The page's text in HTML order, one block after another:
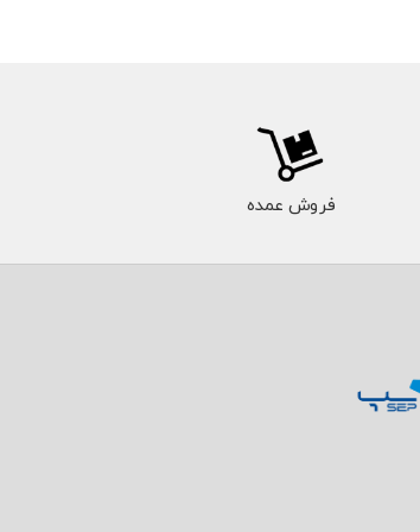
فروش عمده